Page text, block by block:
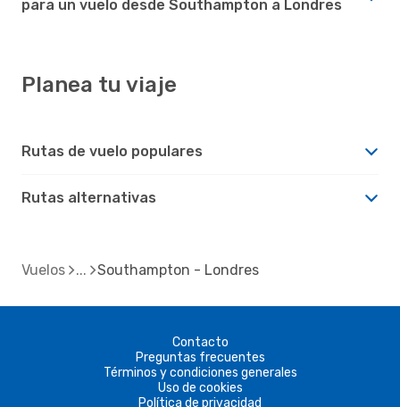
para un vuelo desde Southampton a Londres
Planea tu viaje
Rutas de vuelo populares
Rutas alternativas
Vuelos Southampton - Londres
Contacto
Preguntas frecuentes
Términos y condiciones generales
Uso de cookies
Política de privacidad